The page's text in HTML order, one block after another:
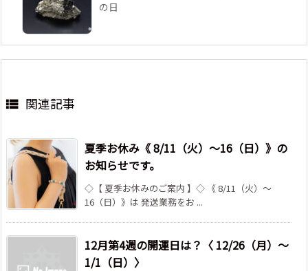
の日
 関連記事
夏季お休み《 8/11（火）～16（日）》の
お知らせです。
◇【 夏季お休みのご案内 】◇ 《 8/11（火）～
16（日）》は 発送業務をお ...
12月第4週の開運日は？〈 12/26（月）～
1/1（日）〉